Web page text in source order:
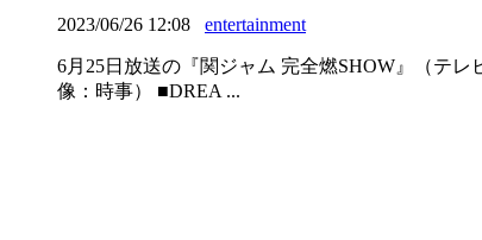
2023/06/26 12:08 entertainment
6月25日放送の『関ジャム 完全燃SHOW』（テ
像：時事） ■DREA ...